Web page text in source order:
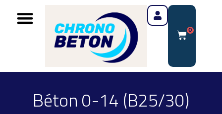
0
Béton 0-14 (B25/30)